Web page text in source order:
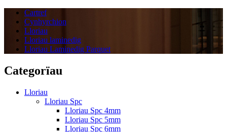
Cartref
Cynhyrchion
Lloriau
Lloriau laminedig
Lloriau Laminedig Parquet
Categorïau
Lloriau
Lloriau Spc
Lloriau Spc 4mm
Lloriau Spc 5mm
Lloriau Spc 6mm